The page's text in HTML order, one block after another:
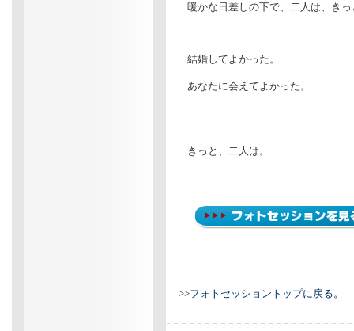
暖かな日差しの下で、二人は、き
結婚してよかった。
あなたに会えてよかった。
きっと、二人は。
>>フォトセッショントップに戻る。